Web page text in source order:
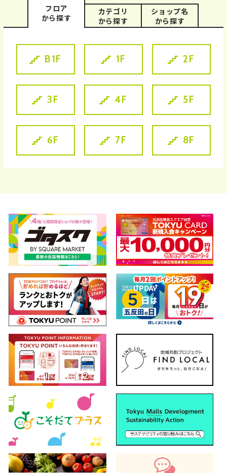
●上記以外の方
TOKYU POINT 10ポイント/回加
算(おひとりさま1日1回1施設まで)
●各月5回以上タグ付きポスターを
タッチした方
(*)ボーナスポイントについては、
東急でんき＆ガスの加入状況に関わ
らず一律で加算いたします。
(*)ポイントの加算時期は2026年11
月末頃予定となります。
(*)対象施設の営業時間や休館日な
どについては、各施設のWebサイ
デジタルカードの発行は、以下のご
登録ガイドをご確認ください。
フロア
から探す
カテゴリ
から探す
ショップ名
から探す
B1F 1F 2F
3F 4F 5F
6F 7F 8F